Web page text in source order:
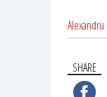
Alexandru
SHARE